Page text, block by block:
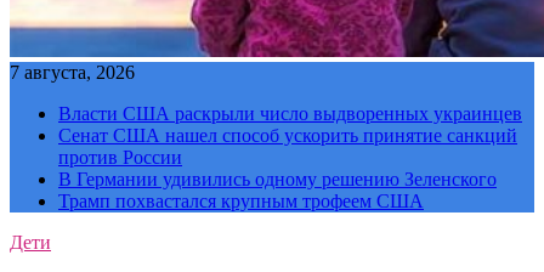
7 августа, 2026
Власти США раскрыли число выдворенных украинцев
Сенат США нашел способ ускорить принятие санкций
против России
В Германии удивились одному решению Зеленского
Трамп похвастался крупным трофеем США
Дети